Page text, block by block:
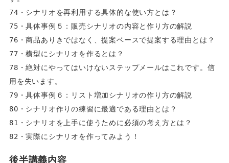
74・シナリオを再利用する具体的な使い方とは？
75・具体事例５：販売シナリオの内容と作り方の解説
77・横型にシナリオを作るとは？
78・絶対にやってはいけないステップメールはこれです。信
用を失います。
79・具体事例６：リスト増加シナリオの作り方の解説
80・シナリオ作りの練習に最適である理由とは？
81・シナリオを上手に使うために必須の考え方とは？
82・実際にシナリオを作ってみよう！
後半講義内容